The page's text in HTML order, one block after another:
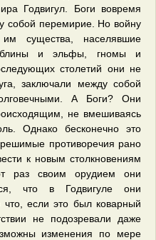
Годвигул. Боги вовремя
собой перемирие. Но войну
существа, населявшие
и эльфы, гномы и
столетий они не
заключали между собой
А Боги? Они
не вмешиваясь
Однако бесконечно это
противоречия рано
к новым столкновениям
раз своим орудием они
что в Годвигуле они
если это был коварный
не подозревали даже
изменения по мере